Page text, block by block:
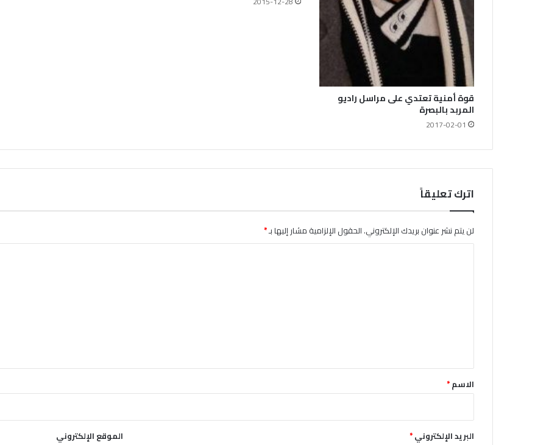
قوة أمنية تعتدي على مراسل راديو
المربد بالبصرة
2017-02-01
اترك تعليقاً
لن يتم نشر عنوان بريدك الإلكتروني.الحقول الإلزامية مشار إليها بـ*
*الاسم*
البريد الإلكتروني* الموقع الإلكتروني